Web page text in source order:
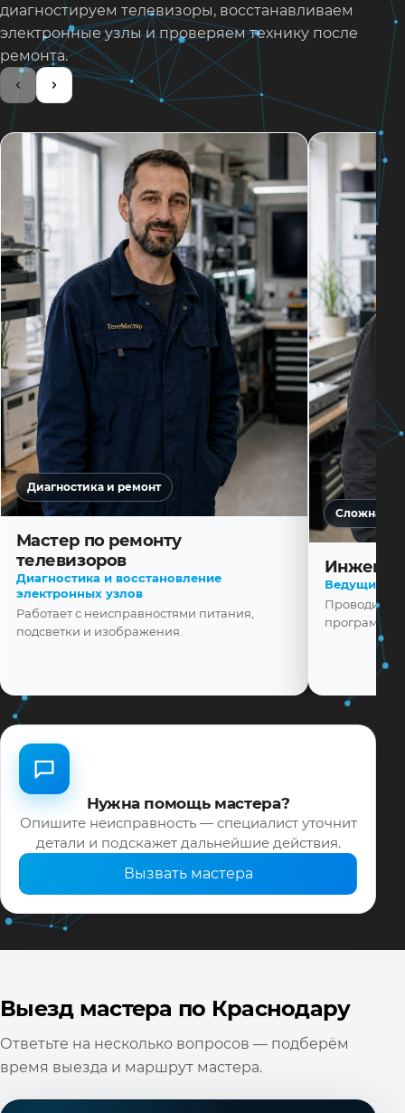
диагностируем телевизоры, восстанавливаем
электронные узлы и проверяем технику после
ремонта.
Диагностика и ремонт
Мастер по ремонту
телевизоров
Диагностика и восстановление
электронных узлов
Работает с неисправностями питания,
подсветки и изображения.
Сложная
Ведущий
Проводит
Нужна помощь мастера?
Опишите неисправность — специалист уточнит
детали и подскажет дальнейшие действия.
Вызвать мастера
Выезд мастера по Краснодару
Ответьте на несколько вопросов — подберём
время выезда и маршрут мастера.